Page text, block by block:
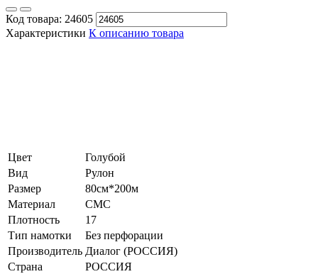
Код товара: 24605
Характеристики К описанию товара
Цвет
Голубой
Вид
Рулон
Размер
80см*200м
Материал
СМС
Плотность
17
Тип намотки
Без перфорации
Производитель Диалог (РОССИЯ)
Страна
РОССИЯ